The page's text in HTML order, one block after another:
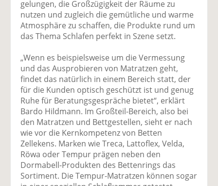
gelungen, die Großzügigkeit der Räume zu
nutzen und zugleich die gemütliche und warme
Atmosphäre zu schaffen, die Produkte rund um
das Thema Schlafen perfekt in Szene setzt.
„Wenn es beispielsweise um die Vermessung
und das Ausprobieren von Matratzen geht,
findet das natürlich in einem Bereich statt, der
für die Kunden optisch geschützt ist und genug
Ruhe für Beratungsgespräche bietet“, erklärt
Bardo Hildmann. Im Großteil-Bereich, also bei
den Matratzen und Bettgestellen, sieht er nach
wie vor die Kernkompetenz von Betten
Zellekens. Marken wie Treca, Lattoflex, Velda,
Röwa oder Tempur prägen neben den
Dormabell-Produkten des Bettenrings das
Sortiment. Die Tempur-Matratzen können sogar